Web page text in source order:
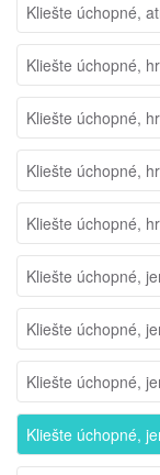
Kliešte úchopné,
Kliešte úchopné,
Kliešte úchopné,
Kliešte úchopné,
Kliešte úchopné,
Kliešte úchopné,
Kliešte úchopné,
Kliešte úchopné,
Kliešte úchopné,